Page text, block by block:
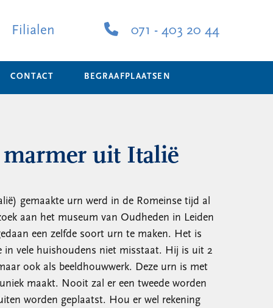
Filialen 071 - 403 20 44
CONTACT BEGRAAFPLAATSEN
marmer uit Italië
gemaakte urn werd in de Romeinse tijd al
aan het museum van Oudheden in Leiden
een zelfde soort urn te maken. Het is
in vele huishoudens niet misstaat. Hij is uit 2
ook als beeldhouwwerk. Deze urn is met
maakt. Nooit zal er een tweede worden
worden geplaatst. Hou er wel rekening